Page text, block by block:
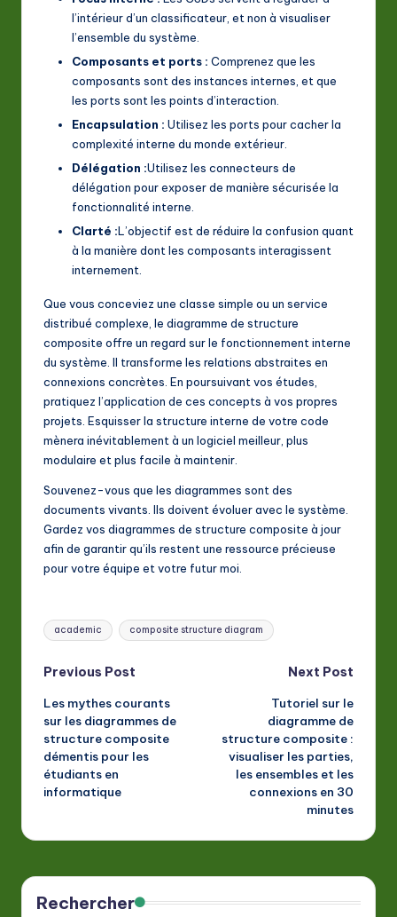
l’intérieur d’un classificateur, et non à visualiser
l’ensemble du système.
Composants et ports : Comprenez que les
composants sont des instances internes, et que
les ports sont les points d’interaction.
Encapsulation : Utilisez les ports pour cacher la
complexité interne du monde extérieur.
Délégation :Utilisez les connecteurs de
délégation pour exposer de manière sécurisée la
fonctionnalité interne.
Clarté :L’objectif est de réduire la confusion quant
à la manière dont les composants interagissent
internement.
Que vous conceviez une classe simple ou un service
distribué complexe, le diagramme de structure
composite offre un regard sur le fonctionnement interne
du système. Il transforme les relations abstraites en
connexions concrètes. En poursuivant vos études,
pratiquez l’application de ces concepts à vos propres
projets. Esquisser la structure interne de votre code
mènera inévitablement à un logiciel meilleur, plus
modulaire et plus facile à maintenir.
Souvenez-vous que les diagrammes sont des
documents vivants. Ils doivent évoluer avec le système.
Gardez vos diagrammes de structure composite à jour
afin de garantir qu’ils restent une ressource précieuse
pour votre équipe et votre futur moi.
Tags:
academic composite structure diagram
Post
navigation
Previous Post
Les mythes courants
sur les diagrammes de
structure composite
démentis pour les
étudiants en
informatique
Next Post
Tutoriel sur le
diagramme de
structure composite :
visualiser les parties,
les ensembles et les
connexions en 30
minutes
Rechercher